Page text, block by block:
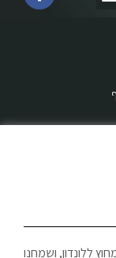
ללונדון, ושמחנו